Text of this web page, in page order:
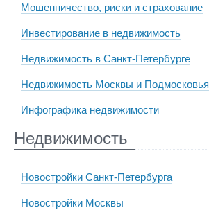
Мошенничество, риски и страхование
Инвестирование в недвижимость
Недвижимость в Санкт-Петербурге
Недвижимость Москвы и Подмосковья
Инфографика недвижимости
Недвижимость
Новостройки Санкт-Петербурга
Новостройки Москвы